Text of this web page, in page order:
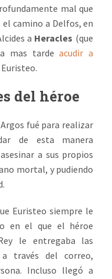
mal que
el camino a Delfos, en
a Heracles (que
mas tardeacudir a
del héroe
fué para realizar
de esta manera
a sus propios
mortal, y pudiendo
Euristeo siempre le
en el que el héroe
le entregaba las
través del correo,
Incluso llegó a